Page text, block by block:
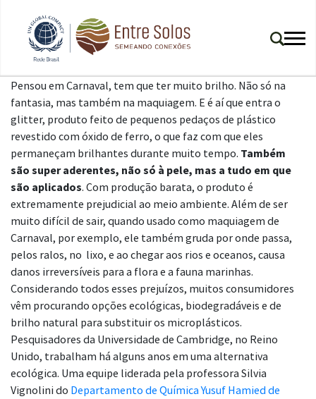
Pensou em Carnaval, tem que ter muito brilho. Não só na
fantasia, mas também na maquiagem. E é aí que entra o
glitter, produto feito de pequenos pedaços de plástico
revestido com óxido de ferro, o que faz com que eles
permaneçam brilhantes durante muito tempo. Também
são super aderentes, não só à pele, mas a tudo em que
são aplicados. Com produção barata, o produto é
extremamente prejudicial ao meio ambiente. Além de ser
muito difícil de sair, quando usado como maquiagem de
Carnaval, por exemplo, ele também gruda por onde passa,
pelos ralos, no lixo, e ao chegar aos rios e oceanos, causa
danos irreversíveis para a flora e a fauna marinhas.
Considerando todos esses prejuízos, muitos consumidores
vêm procurando opções ecológicas, biodegradáveis e de
brilho natural para substituir os microplásticos.
Pesquisadores da Universidade de Cambridge, no Reino
Unido, trabalham há alguns anos em uma alternativa
ecológica. Uma equipe liderada pela professora Silvia
Vignolini do Departamento de Química Yusuf Hamied de